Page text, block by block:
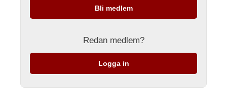
Bli medlem
Redan medlem?
Logga in